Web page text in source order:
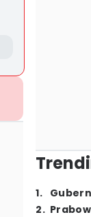
1.
2.